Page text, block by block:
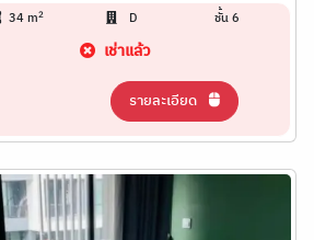
34 m2 D ชั้น 6
เช่าแล้ว
รายละเอียด